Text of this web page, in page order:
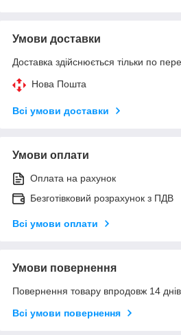
Умови доставки
Доставка здійснюється тільки по
Нова Пошта
Всі умови доставки
Умови оплати
Оплата на рахунок
Безготівковий розрахунок з ПДВ
Всі умови оплати
Умови повернення
Повернення товару впродовж 14
Всі умови повернення